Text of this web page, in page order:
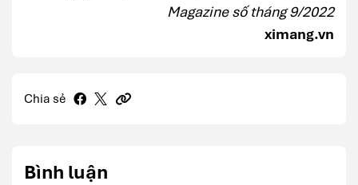
Magazine số tháng 9/2022
ximang.vn
Chia sẻ
Bình luận